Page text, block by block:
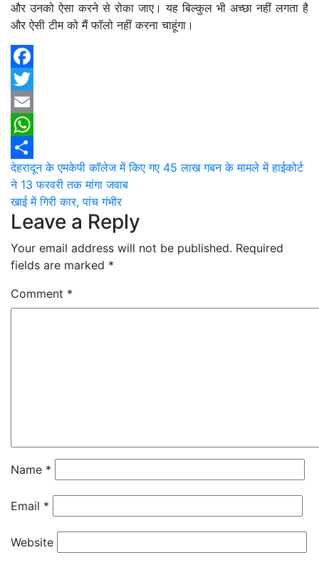
और उनको ऐसा करने से रोका जाए। यह बिल्कुल भी अच्छा नहीं लगता है
और ऐसी टीम को मैं फॉलो नहीं करना चाहूंगा।
Facebook
Twitter
Email
WhatsApp
Share
Post
navigation
देहरादून के एमकेपी कॉलेज में किए गए 45 लाख गबन के मामले में हाईकोर्ट
ने 13 फरवरी तक मांगा जवाब
खाई में गिरी कार, पांच गंभीर
Leave a Reply
Your email address will not be published. Required
fields are marked *
Comment *
Name *
Email *
Website